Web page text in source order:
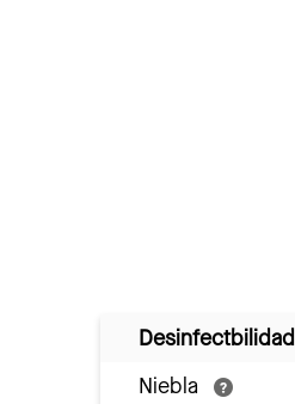
Desinfectbilidad
Niebla